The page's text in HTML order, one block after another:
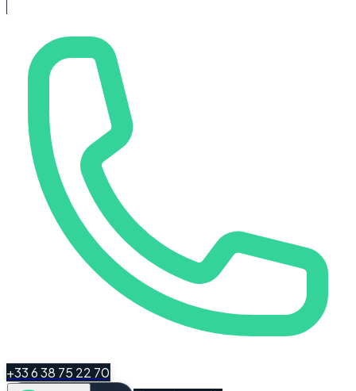
+33 6 38 75 22 70